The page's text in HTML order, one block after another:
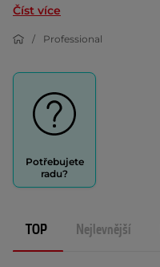
Číst více
Professional
Potřebujete
radu?
TOP Nejlevnější